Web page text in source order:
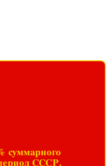
суммарного
СССР.